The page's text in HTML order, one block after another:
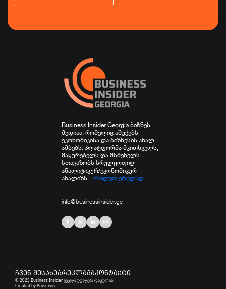
Business Insider Georgia ბიზნეს
მედიაა, რომელიც აშუქებს
ეკონომიკისა და ბიზნესის ახალ
ამბებს. პლატფორმა მკითხველს,
მაყურებელს და მსმენელს
სთავაზობს სრულყოფილ
ანალიტიკურ/ეკონომიკურ
ანალიზს...
იხილეთ ვრცლად
info@businessinsider.ge
ჩვენ შესახებრეკლამაკონტაქტი
© 2025 Business Insider ყველა უფლება დაცულია.
Created byProservice